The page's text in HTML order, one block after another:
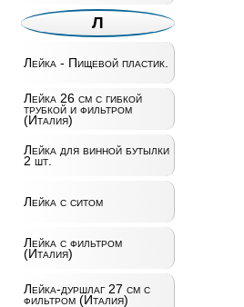
Л
Лейка - Пищевой пластик.
Лейка 26 см с гибкой
трубкой и фильтром
(Италия)
Лейка для винной бутылки
2 шт.
Лейка с ситом
Лейка с фильтром
(Италия)
Лейка-дуршлаг 27 см с
фильтром (Италия)